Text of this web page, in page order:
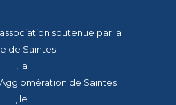
soutenue par la
de Saintes
, la
de Saintes
, le